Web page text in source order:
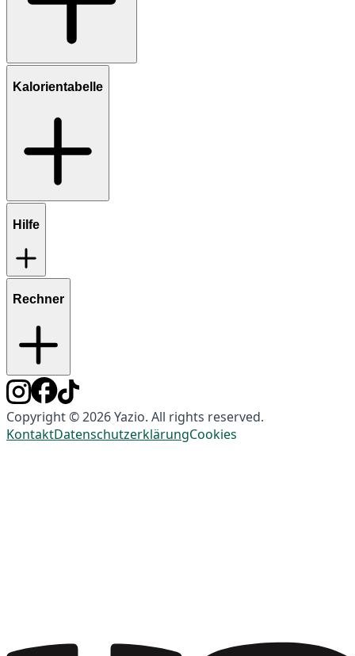
Kalorientabelle
Hilfe
Rechner
Copyright © 2026 Yazio. All rights reserved.
KontaktDatenschutzerklärungCookies